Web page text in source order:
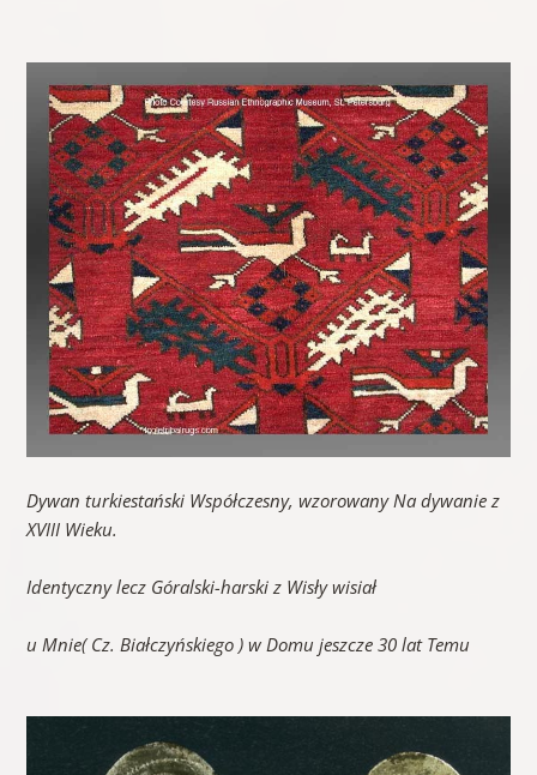
Dywan turkiestański Współczesny, wzorowany Na dywanie z
XVIII Wieku.
Identyczny lecz Góralski-harski z Wisły wisiał
u Mnie( Cz. Białczyńskiego ) w Domu jeszcze 30 lat Temu